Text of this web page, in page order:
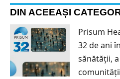
DIN ACEEAȘI
Prisum
32 de ani
sănătății,